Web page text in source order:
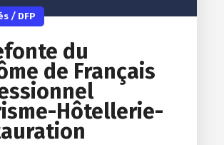
/ DFP
du
de Français
Hôtellerie-